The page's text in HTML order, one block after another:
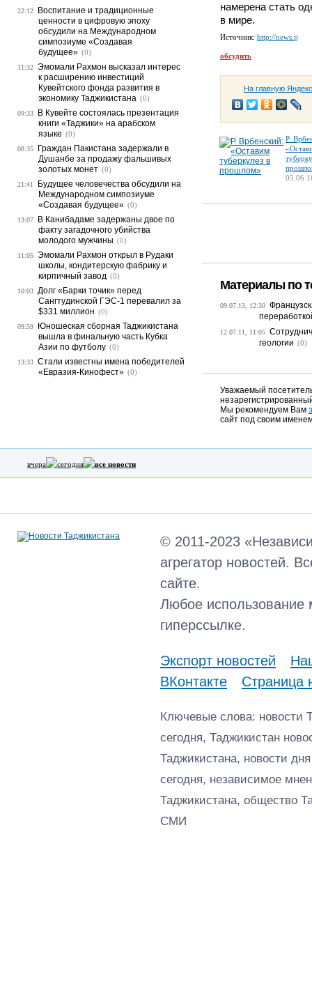
намерена стать
в мире.
Источник: http://news.tj
обсудить
На главную
Р.
05.06
Материалы по
09.07.13, 12:30
12.07.11, 11:05
геологии (0)
Уважаемый
Мы рекомендуем Вам
сайт под своим
22:12
Воспитание и традиционные
ценности в цифровую эпоху
обсудили на Международном
симпозиуме «Создавая
будущее» (0)
11:32 Эмомали Рахмон высказал интерес
к расширению инвестиций
Кувейтского фонда развития в
экономику Таджикистана (0)
09:33
В Кувейте состоялась презентация
книги «Таджики» на арабском
языке (0)
08:35
Граждан Пакистана задержали в
Душанбе за продажу фальшивых
золотых монет (0)
21:41
Будущее человечества обсудили на
Международном симпозиуме
«Создавая будущее» (0)
13:07
В Канибадаме задержаны двое по
факту загадочного убийства
молодого мужчины (0)
11:05 Эмомали Рахмон открыл в Рудаки
школы, кондитерскую фабрику и
кирпичный завод (0)
10:03 Долг «Барки точик» перед
Сангтудинской ГЭС-1 перевалил за
$331 миллион (0)
09:59
Юношеская сборная Таджикистана
вышла в финальную часть Кубка
Азии по футболу (0)
13:33 Стали известны имена победителей
«Евразия-Кинофест» (0)
вчера сегодня все новости
© 2011-2023
агрегатор новостей.
сайте.
Любое использование
гиперссылке.
Экспорт новостей
ВКонтакте
Страница
Ключевые слова: новости
сегодня, Таджикистан
Таджикистана, новости
сегодня, независимое
Таджикистана, общество
СМИ